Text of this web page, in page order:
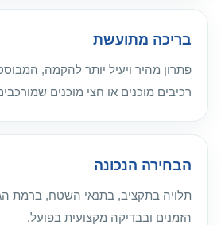
בריכה מתועשת
פתרון מהיר ויעיל יותר להקמה,
רכיבים מוכנים או חצי מוכנים
הבחירה הנכונה
תלויה בתקציב, בתנאי השטח, ברמת
הזמנים ובבדיקה מקצועית בפועל.